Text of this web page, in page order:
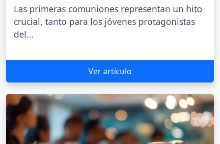
Las primeras comuniones representan un hito
crucial, tanto para los jóvenes protagonistas
del...
Ver artículo